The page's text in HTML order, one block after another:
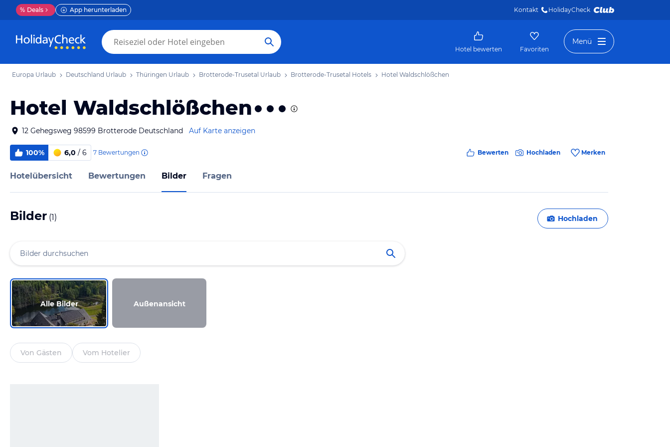
% Deals App herunterladen Kontakt HolidayCheck
Hotel bewerten Favoriten
Menü
Europa Urlaub Deutschland Urlaub Thüringen Urlaub Brotterode-Trusetal Urlaub Brotterode-Trusetal Hotels Hotel Waldschlößchen
Hotel Waldschlößchen
12 Gehegsweg 98599 Brotterode Deutschland Auf Karte anzeigen
100% 6,0 / 6 7 Bewertungen Bewerten Hochladen Merken
Hotelübersicht Bewertungen Bilder Fragen
Bilder (1) Hochladen
Alle Bilder Außenansicht
Von Gästen Vom Hotelier